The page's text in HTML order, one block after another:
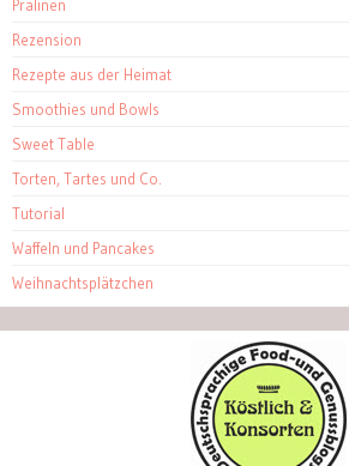
Pralinen
Rezension
Rezepte aus der Heimat
Smoothies und Bowls
Sweet Table
Torten, Tartes und Co.
Tutorial
Waffeln und Pancakes
Weihnachtsplätzchen